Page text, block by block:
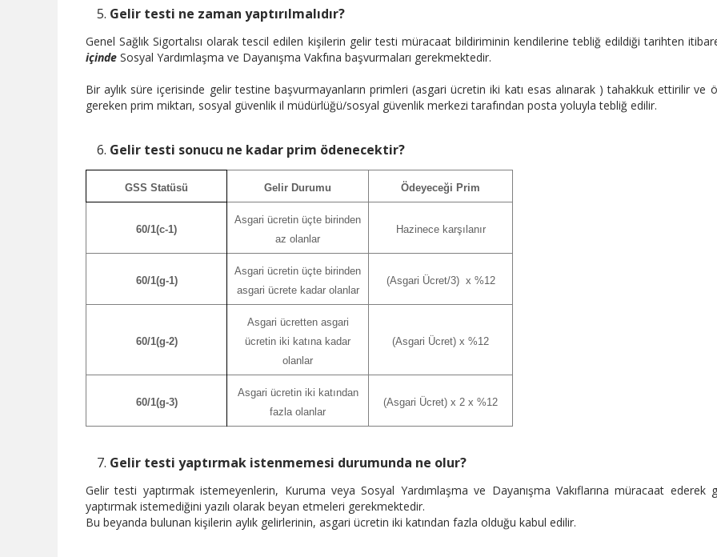
Gelir testi ne zaman yaptırılmalıdır?
Genel Sağlık Sigortalısı olarak tescil edilen kişilerin gelir testi müracaat bildiriminin kendilerine tebliğ edildiği tarihten
içinde Sosyal Yardımlaşma ve Dayanışma Vakfına başvurmaları gerekmektedir.
Bir aylık süre içerisinde gelir testine başvurmayanların primleri (asgari ücretin iki katı esas alınarak ) tahakkuk ettirilir ve
gereken prim miktarı, sosyal güvenlik il müdürlüğü/sosyal güvenlik merkezi tarafından posta yoluyla tebliğ edilir.
Gelir testi sonucu ne kadar prim ödenecektir?
GSS Statüsü Gelir Durumu Ödeyeceği Prim
60/1(c-1)
Asgari ücretin üçte birinden
az olanlar
Hazinece karşılanır
60/1(g-1)
Asgari ücretin üçte birinden
asgari ücrete kadar olanlar
(Asgari Ücret/3) x %12
60/1(g-2)
Asgari ücretten asgari
ücretin iki katına kadar
olanlar
(Asgari Ücret) x %12
60/1(g-3)
Asgari ücretin iki katından
fazla olanlar
(Asgari Ücret) x 2 x %12
Gelir testi yaptırmak istenmemesi durumunda ne olur?
Gelir testi yaptırmak istemeyenlerin, Kuruma veya Sosyal Yardımlaşma ve Dayanışma Vakıflarına müracaat ederek
yaptırmak istemediğini yazılı olarak beyan etmeleri gerekmektedir.
Bu beyanda bulunan kişilerin aylık gelirlerinin, asgari ücretin iki katından fazla olduğu kabul edilir.